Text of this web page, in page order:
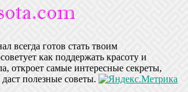
всегда готов стать твоим
как поддержать красоту и
откроет самые интересные секреты,
полезные советы.